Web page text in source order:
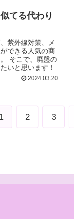
てる代わり
紫外線対策、メ
できる人気の商
そこで、廃盤の
いと思います！
2024.03.20
1 2 3